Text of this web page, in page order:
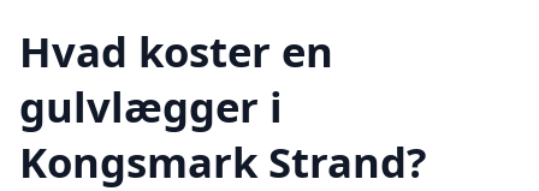
Hvad koster en
gulvlægger i
Kongsmark Strand?